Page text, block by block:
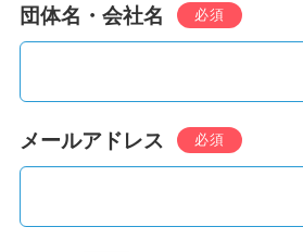
団体名・会社名 必須
メールアドレス 必須